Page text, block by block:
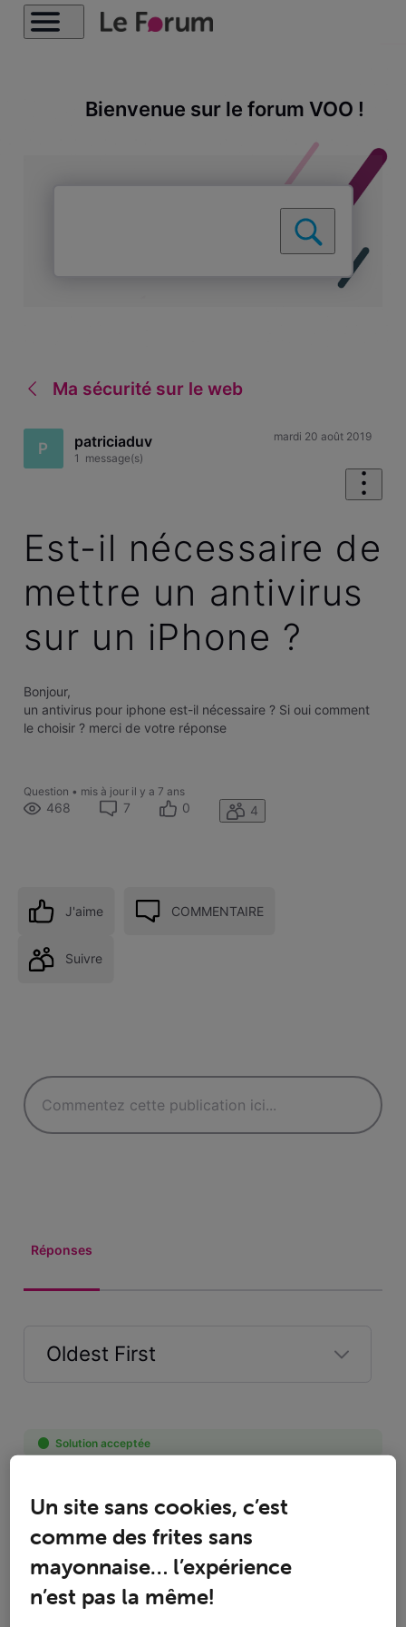
Bienvenue sur le forum VOO !
Ma sécurité sur le web
P patriciaduv
1 message(s)
mardi 20 août 2019
Est-il nécessaire de
mettre un antivirus
sur un iPhone ?
Bonjour,
un antivirus pour iphone est-il nécessaire ? Si oui comment
le choisir ? merci de votre réponse
Question • mis à jour il y a 7 ans
468 7 0 4
J'aime COMMENTAIRE
Suivre
Réponses
Oldest First
First
Solution acceptée
R +9 plus
Top Expert•49K messages
Attention Apple c’est une marque et non un système
Un site sans cookies, c’est
comme des frites sans
mayonnaise… l’expérience
n’est pas la même!